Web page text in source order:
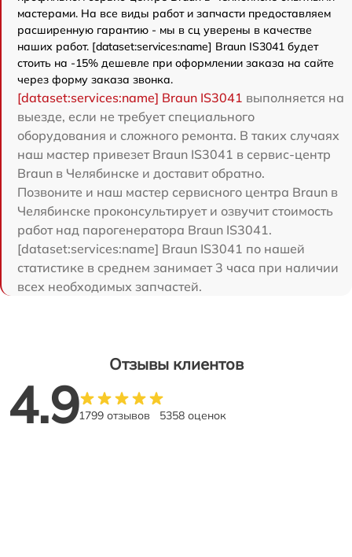
мастерами. На все виды работ и запчасти предоставляем
расширенную гарантию - мы в сц уверены в качестве
наших работ. [dataset:services:name] Braun IS3041 будет
стоить на -15% дешевле при оформлении заказа на сайте
через форму заказа звонка.
[dataset:services:name] Braun IS3041 выполняется на
выезде, если не требует специального
оборудования и сложного ремонта. В таких случаях
наш мастер привезет Braun IS3041 в сервис-центр
Braun в Челябинске и доставит обратно.
Позвоните и наш мастер сервисного центра Braun в
Челябинске проконсультирует и озвучит стоимость
работ над парогенератора Braun IS3041.
[dataset:services:name] Braun IS3041 по нашей
статистике в среднем занимает 3 часа при наличии
всех необходимых запчастей.
Отзывы клиентов
4.91799 отзывов 5358 оценок